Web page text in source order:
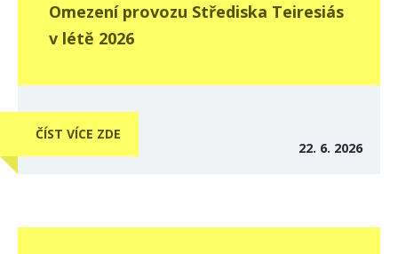
Omezení provozu Střediska Teiresiás
v létě 2026
22. 6. 2026
ČÍST VÍCE ZDE